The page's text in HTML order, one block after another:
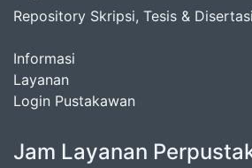
Repository Skripsi, Tesis & Disertasi
Informasi
Layanan
Login Pustakawan
Jam Layanan